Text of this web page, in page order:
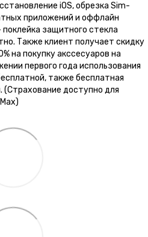
iOS, обрезка Sim-
приложений и оффлайн
защитного стекла
Также клиент получает скидку
на покупку акссесуаров на
первого года использования
также бесплатная
(Страхование доступно для